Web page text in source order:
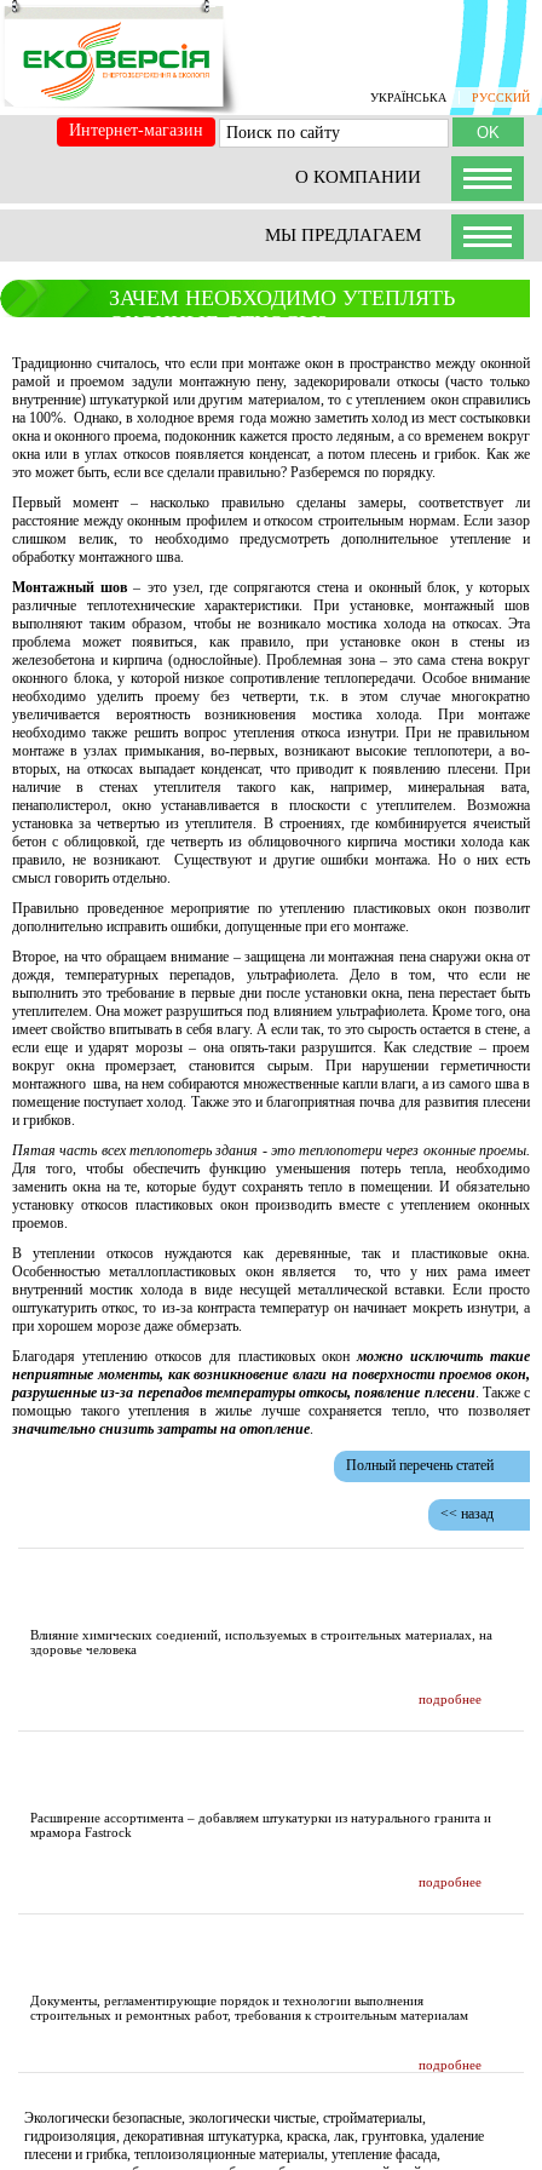
УКРАЇНСЬКА РУССКИЙ
О КОМПАНИИ
Интернет-магазин
МЫ ПРЕДЛАГАЕМ
ЗАЧЕМ НЕОБХОДИМО УТЕПЛЯТЬ
ОКОННЫЕ ОТКОСЫ?
Традиционно считалось, что если при монтаже окон в пространство между оконной
рамой и проемом задули монтажную пену, задекорировали откосы (часто только
внутренние) штукатуркой или другим материалом, то с утеплением окон справились
на 100%. Однако, в холодное время года можно заметить холод из мест состыковки
окна и оконного проема, подоконник кажется просто ледяным, а со временем вокруг
окна или в углах откосов появляется конденсат, а потом плесень и грибок. Как же
это может быть, если все сделали правильно? Разберемся по порядку.
Первый момент – насколько правильно сделаны замеры, соответствует ли
расстояние между оконным профилем и откосом строительным нормам. Если зазор
слишком велик, то необходимо предусмотреть дополнительное утепление и
обработку монтажного шва.
Монтажный шов – это узел, где сопрягаются стена и оконный блок, у которых
различные теплотехнические характеристики. При установке, монтажный шов
выполняют таким образом, чтобы не возникало мостика холода на откосах. Эта
проблема может появиться, как правило, при установке окон в стены из
железобетона и кирпича (однослойные). Проблемная зона – это сама стена вокруг
оконного блока, у которой низкое сопротивление теплопередачи. Особое внимание
необходимо уделить проему без четверти, т.к. в этом случае многократно
увеличивается вероятность возникновения мостика холода. При монтаже
необходимо также решить вопрос утепления откоса изнутри. При не правильном
монтаже в узлах примыкания, во-первых, возникают высокие теплопотери, а во-
вторых, на откосах выпадает конденсат, что приводит к появлению плесени. При
наличие в стенах утеплителя такого как, например, минеральная вата,
пенаполистерол, окно устанавливается в плоскости с утеплителем. Возможна
установка за четвертью из утеплителя. В строениях, где комбинируется ячеистый
бетон с облицовкой, где четверть из облицовочного кирпича мостики холода как
правило, не возникают. Существуют и другие ошибки монтажа. Но о них есть
смысл говорить отдельно.
Правильно проведенное мероприятие по утеплению пластиковых окон позволит
дополнительно исправить ошибки, допущенные при его монтаже.
Второе, на что обращаем внимание – защищена ли монтажная пена снаружи окна от
дождя, температурных перепадов, ультрафиолета. Дело в том, что если не
выполнить это требование в первые дни после установки окна, пена перестает быть
утеплителем. Она может разрушиться под влиянием ультрафиолета. Кроме того, она
имеет свойство впитывать в себя влагу. А если так, то это сырость остается в стене, а
если еще и ударят морозы – она опять-таки разрушится. Как следствие – проем
вокруг окна промерзает, становится сырым. При нарушении герметичности
монтажного шва, на нем собираются множественные капли влаги, а из самого шва в
помещение поступает холод. Также это и благоприятная почва для развития плесени
и грибков.
Пятая часть всех теплопотерь здания - это теплопотери через оконные проемы.
Для того, чтобы обеспечить функцию уменьшения потерь тепла, необходимо
заменить окна на те, которые будут сохранять тепло в помещении. И обязательно
установку откосов пластиковых окон производить вместе с утеплением оконных
проемов.
В утеплении откосов нуждаются как деревянные, так и пластиковые окна.
Особенностью металлопластиковых окон является то, что у них рама имеет
внутренний мостик холода в виде несущей металлической вставки. Если просто
оштукатурить откос, то из-за контраста температур он начинает мокреть изнутри, а
при хорошем морозе даже обмерзать.
Благодаря утеплению откосов для пластиковых оконможно исключить такие
неприятные моменты, как возникновение влаги на поверхности проемов окон,
разрушенные из-за перепадов температуры откосы, появление плесени. Также с
помощью такого утепления в жилье лучше сохраняется тепло, что позволяет
значительно снизить затраты на отопление.
Полный перечень статей
<< назад
Влияние химических соедиений, используемых в строительных материалах, на
здоровье человека
подробнее
Расширение ассортимента – добавляем штукатурки из натурального гранита и
мрамора Fastrock
подробнее
Документы, регламентирующие порядок и технологии выполнения
строительных и ремонтных работ, требования к строительным материалам
подробнее
Экологически безопасные, экологически чистые, стройматериалы,
гидроизоляция, декоративная штукатурка, краска, лак, грунтовка, удаление
плесени и грибка, теплоизоляционные материалы, утепление фасада,